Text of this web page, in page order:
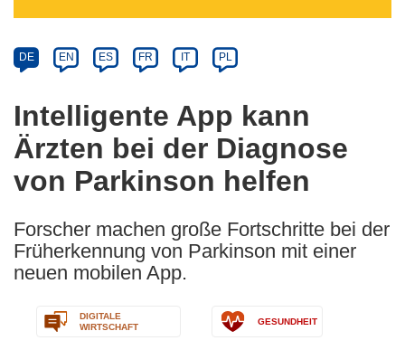
Category
Article
available
the
following
languages:
DE EN ES FR IT PL
Intelligente App kann
Ärzten bei der Diagnose
von Parkinson helfen
Forscher machen große Fortschritte bei der
Früherkennung von Parkinson mit einer
neuen mobilen App.
DIGITALE
WIRTSCHAFT
GESUNDHEIT